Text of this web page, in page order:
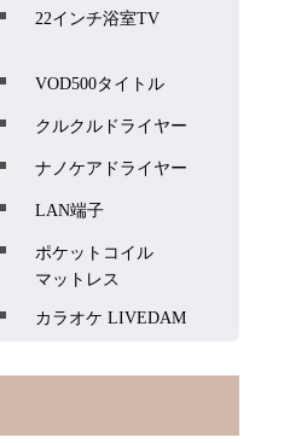
22インチ浴室TV
VOD500タイトル
クルクルドライヤー
ナノケアドライヤー
LAN端子
ポケットコイル
マットレス
カラオケ LIVEDAM